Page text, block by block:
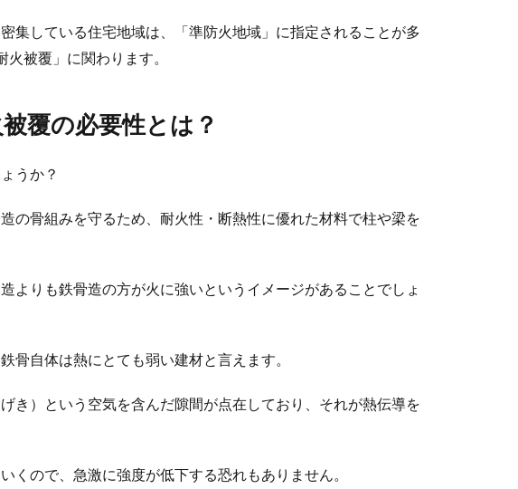
集している住宅地域は、「準防火地域」に指定されることが多
被覆」に関わります。
覆の必要性とは？
うか？
の骨組みを守るため、耐火性・断熱性に優れた材料で柱や梁を
よりも鉄骨造の方が火に強いというイメージがあることでしょ
骨自体は熱にとても弱い建材と言えます。
き）という空気を含んだ隙間が点在しており、それが熱伝導を
くので、急激に強度が低下する恐れもありません。